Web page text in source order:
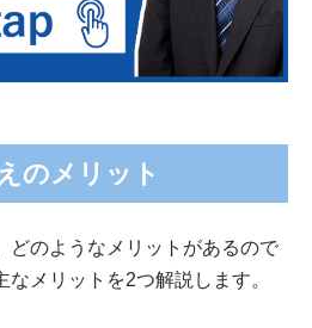
のメリット
どのようなメリットがあるので
なメリットを2つ解説します。